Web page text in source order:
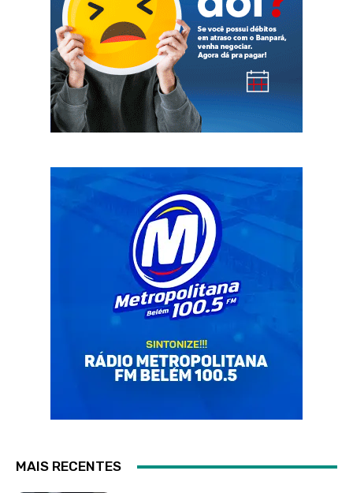
MAIS RECENTES